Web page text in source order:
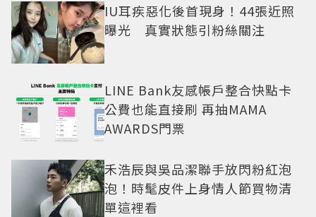
IU耳疾惡化後首現身！44張近照
曝光 真實狀態引粉絲關注
LINE Bank友感帳戶整合快點卡
公費也能直接刷 再抽MAMA
AWARDS門票
禾浩辰與吳品潔聯手放閃粉紅泡
泡！時髦皮件上身情人節買物清
單這裡看